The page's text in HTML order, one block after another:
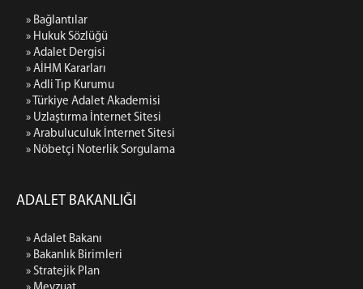
» Bağlantılar
» Hukuk Sözlüğü
» Adalet Dergisi
» AİHM Kararları
» Adli Tıp Kurumu
» Türkiye Adalet Akademisi
» Uzlaştırma İnternet Sitesi
» Arabuluculuk İnternet Sitesi
» Nöbetçi Noterlik Sorgulama
ADALET BAKANLIĞI
» Adalet Bakanı
» Bakanlık Birimleri
» Stratejik Plan